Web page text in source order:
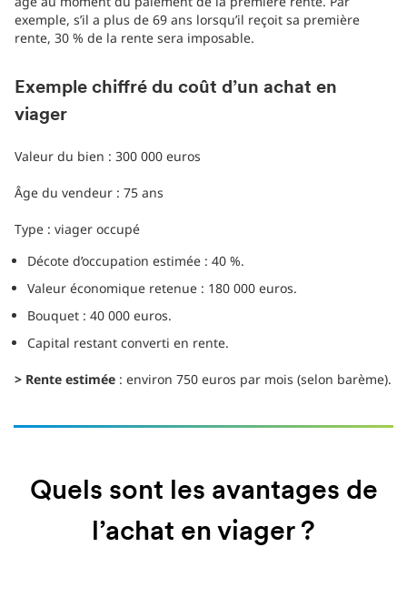
exemple, s’il a plus de 69 ans lorsqu’il reçoit sa première
rente, 30 % de la rente sera imposable.
Exemple chiffré du coût d’un achat en
viager
Valeur du bien : 300 000 euros
Âge du vendeur : 75 ans
Type : viager occupé
Décote d’occupation estimée : 40 %.
Valeur économique retenue : 180 000 euros.
Bouquet : 40 000 euros.
Capital restant converti en rente.
> Rente estimée : environ 750 euros par mois (selon barème).
Quels sont les avantages de
l’achat en viager ?